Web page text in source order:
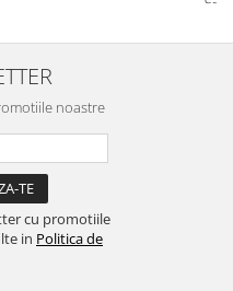
noastre
cu promotiile
in Politica de